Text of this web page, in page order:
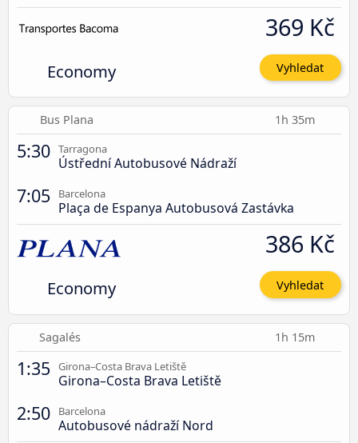
Economy
369 Kč
Vyhledat
Bus Plana 1h 35m
5:30 Tarragona
Ústřední Autobusové Nádraží
7:05 Barcelona
Plaça de Espanya Autobusová Zastávka
Economy
386 Kč
Vyhledat
Sagalés 1h 15m
1:35 Girona–Costa Brava Letiště
Girona–Costa Brava Letiště
2:50 Barcelona
Autobusové nádraží Nord